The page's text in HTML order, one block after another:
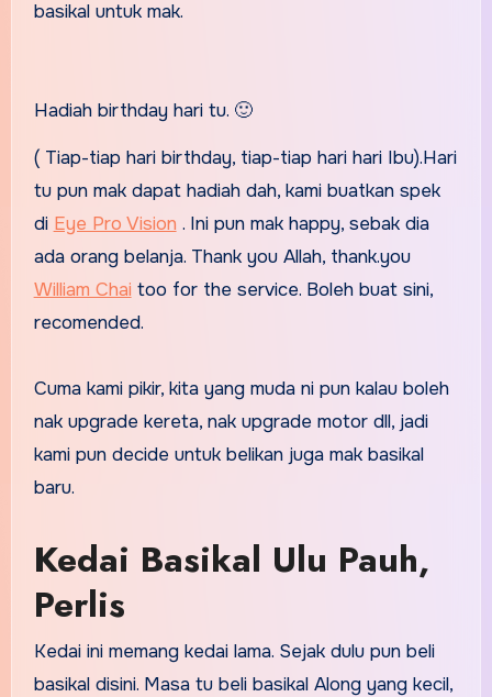
basikal untuk mak.
Hadiah birthday hari tu. 🙂
( Tiap-tiap hari birthday, tiap-tiap hari hari Ibu).Hari
tu pun mak dapat hadiah dah, kami buatkan spek
di Eye Pro Vision . Ini pun mak happy, sebak dia
ada orang belanja. Thank you Allah, thank.you
William Chai too for the service. Boleh buat sini,
recomended.
Cuma kami pikir, kita yang muda ni pun kalau boleh
nak upgrade kereta, nak upgrade motor dll, jadi
kami pun decide untuk belikan juga mak basikal
baru.
Kedai Basikal Ulu Pauh,
Perlis
Kedai ini memang kedai lama. Sejak dulu pun beli
basikal disini. Masa tu beli basikal Along yang kecil,